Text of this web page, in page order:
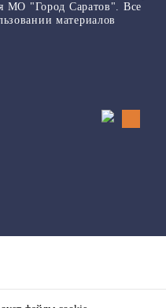
МО "Город Саратов". Все
материалов